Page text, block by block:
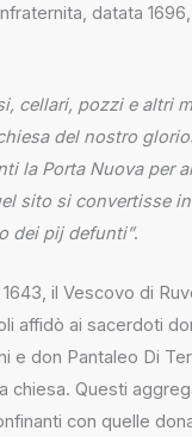
datata
cellari, pozzi e altri
del nostro
la Porta Nuova per
sito si convertisse
dei pij defunti”.
il Vescovo di
affidò ai sacerdoti
e don Pantaleo Di
chiesa. Questi
con quelle